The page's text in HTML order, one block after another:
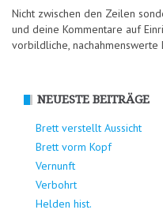
Nicht zwischen den Zeilen
und deine Kommentare auf
vorbildliche, nachahmenswerte
NEUESTE BEITRÄGE
Brett verstellt Aussicht
Brett vorm Kopf
Vernunft
Verbohrt
Helden hist.